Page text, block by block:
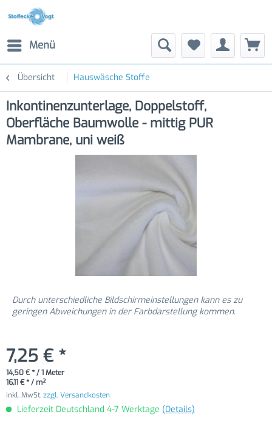
Menü
Übersicht Hauswäsche Stoffe
Inkontinenzunterlage, Doppelstoff,
Oberfläche Baumwolle - mittig PUR
Mambrane, uni weiß
Durch unterschiedliche Bildschirmeinstellungen kann es zu
geringen Abweichungen in der Farbdarstellung kommen.
7,25 € *
14,50 € * / 1 Meter
16,11 € * / m²
inkl. MwSt.zzgl. Versandkosten
Lieferzeit Deutschland 4-7 Werktage (Details)